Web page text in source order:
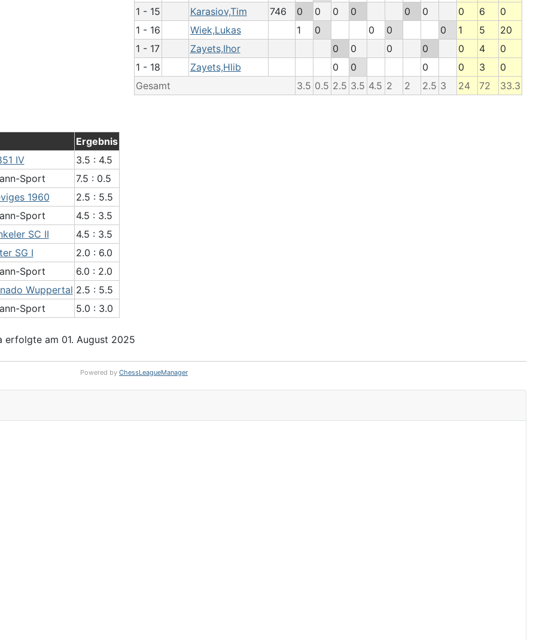
1 - 15
Karasiov,Tim 746 0 0 0 0 0 0 0 6
0
1 - 16
Wiek,Lukas 1 0 0 0 0 1 5
20
1 - 17
Zayets,Ihor 0 0 0 0 0 4
0
1 - 18
Zayets,Hlib 0 0 0 0 3
0
Gesamt
3.5 0.5 2.5 3.5 4.5 2 2 2.5 3 24 72 33.3
Ergebnis
IV
3.5 : 4.5
Sport
7.5 : 0.5
1960
2.5 : 5.5
Sport
4.5 : 3.5
SC II
4.5 : 3.5
SG I
2.0 : 6.0
Sport
6.0 : 2.0
Wuppertal 2.5 : 5.5
Sport 5.0 : 3.0
erfolgte am 01. August 2025
Powered by ChessLeagueManager